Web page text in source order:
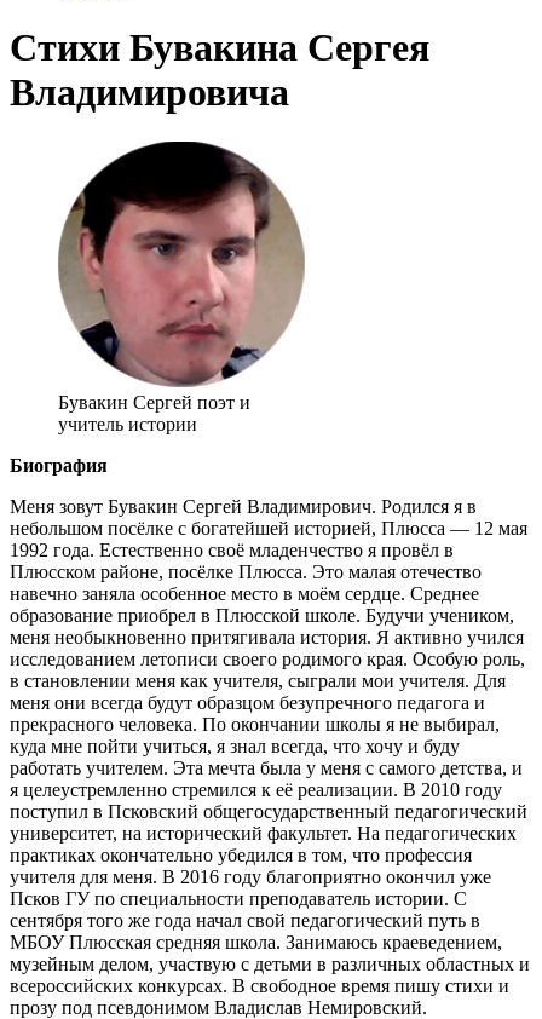
Стихи Бувакина Сергея
Владимировича
Бувакин Сергей поэт и
учитель истории
Биография
Меня зовут Бувакин Сергей Владимирович. Родился я в
небольшом посёлке с богатейшей историей, Плюсса — 12 мая
1992 года. Естественно своё младенчество я провёл в
Плюсском районе, посёлке Плюсса. Это малая отечество
навечно заняла особенное место в моём сердце. Среднее
образование приобрел в Плюсской школе. Будучи учеником,
меня необыкновенно притягивала история. Я активно учился
исследованием летописи своего родимого края. Особую роль,
в становлении меня как учителя, сыграли мои учителя. Для
меня они всегда будут образцом безупречного педагога и
прекрасного человека. По окончании школы я не выбирал,
куда мне пойти учиться, я знал всегда, что хочу и буду
работать учителем. Эта мечта была у меня с самого детства, и
я целеустремленно стремился к её реализации. В 2010 году
поступил в Псковский общегосударственный педагогический
университет, на исторический факультет. На педагогических
практиках окончательно убедился в том, что профессия
учителя для меня. В 2016 году благоприятно окончил уже
Псков ГУ по специальности преподаватель истории. С
сентября того же года начал свой педагогический путь в
МБОУ Плюсская средняя школа. Занимаюсь краеведением,
музейным делом, участвую с детьми в различных областных и
всероссийских конкурсах. В свободное время пишу стихи и
прозу под псевдонимом Владислав Немировский.